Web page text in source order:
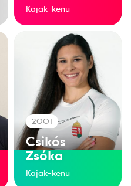
Kajak-kenu
2001
Csikós
Zsóka
Kajak-kenu